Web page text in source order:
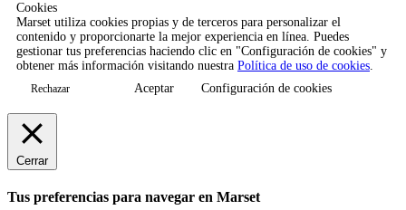
Cookies
Marset utiliza cookies propias y de terceros para personalizar el
contenido y proporcionarte la mejor experiencia en línea. Puedes
gestionar tus preferencias haciendo clic en "Configuración de cookies" y
obtener más información visitando nuestra Política de uso de cookies.
Rechazar Aceptar Configuración de cookies
Cerrar
Tus preferencias para navegar en Marset